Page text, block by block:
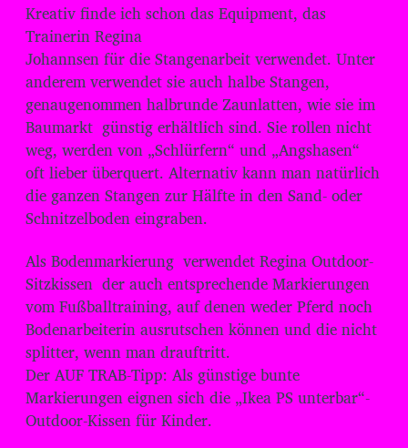
Kreativ finde ich schon das Equipment, das
Trainerin Regina
Johannsen für die Stangenarbeit verwendet. Unter
anderem verwendet sie auch halbe Stangen,
genaugenommen halbrunde Zaunlatten, wie sie im
Baumarkt günstig erhältlich sind. Sie rollen nicht
weg, werden von „Schlürfern“ und „Angshasen“
oft lieber überquert. Alternativ kann man natürlich
die ganzen Stangen zur Hälfte in den Sand- oder
Schnitzelboden eingraben.
Als Bodenmarkierung verwendet Regina Outdoor-
Sitzkissen der auch entsprechende Markierungen
vom Fußballtraining, auf denen weder Pferd noch
Bodenarbeiterin ausrutschen können und die nicht
splitter, wenn man drauftritt.
Der AUF TRAB-Tipp: Als günstige bunte
Markierungen eignen sich die „Ikea PS unterbar“-
Outdoor-Kissen für Kinder.